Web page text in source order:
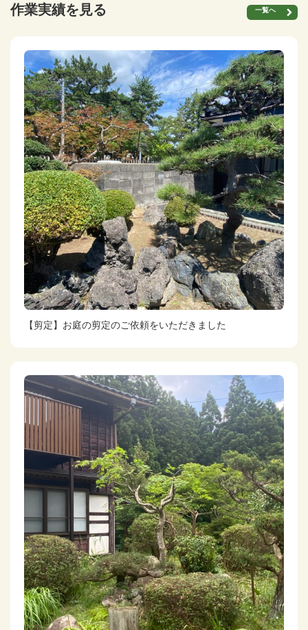
作業実績を見る 一覧へ
【剪定】お庭の剪定のご依頼をいただきました